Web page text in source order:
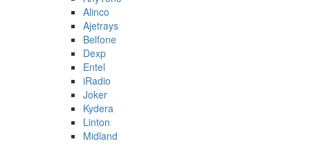
Alinco
Ajetrays
Belfone
Dexp
Entel
iRadio
Joker
Kydera
Linton
Midland